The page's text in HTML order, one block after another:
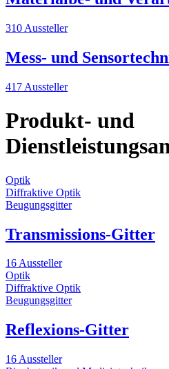
310 Aussteller
Mess- und
417 Aussteller
Produkt- und
Optik
Diffraktive Optik
Beugungsgitter
Transmissions-Gitter
16 Aussteller
Optik
Diffraktive Optik
Beugungsgitter
Reflexions-Gitter
16 Aussteller